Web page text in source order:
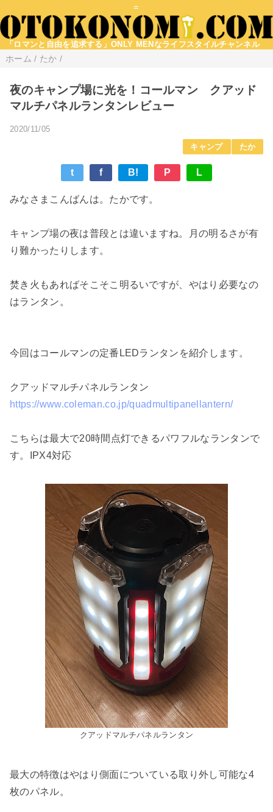
=
「ロマンと自由を追求する」ONLY MENなライフスタイルチャンネル
ホーム / たか /
夜のキャンプ場に光を！コールマン クアッド
マルチパネルランタンレビュー
2020/11/05
キャンプ
たか
t f B! P L
みなさまこんばんは。たかです。
キャンプ場の夜は普段とは違いますね。月の明るさが有
り難かったりします。
焚き火もあればそこそこ明るいですが、やはり必要なの
はランタン。
今回はコールマンの定番LEDランタンを紹介します。
クアッドマルチパネルランタン
https://www.coleman.co.jp/quadmultipanellantern/
こちらは最大で20時間点灯できるパワフルなランタンで
す。IPX4対応
クアッドマルチパネルランタン
最大の特徴はやはり側面についている取り外し可能な4
枚のパネル。